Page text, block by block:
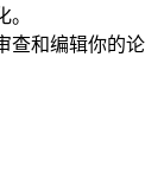
查和编辑你的论